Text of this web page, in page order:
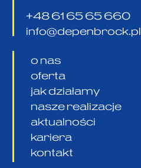
+48 61 65 65 660
info@depenbrock.pl
o nas
oferta
jak działamy
nasze realizacje
aktualności
kariera
kontakt